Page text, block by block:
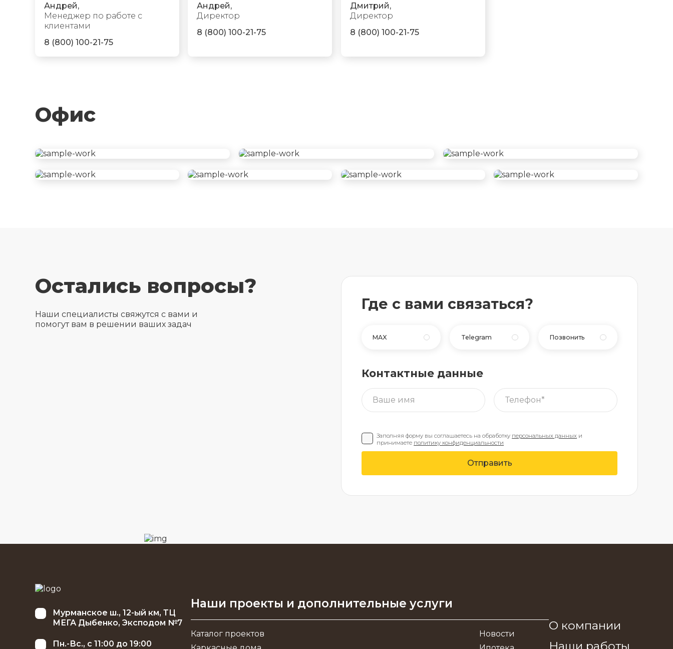
Андрей,
Менеджер по работе с
клиентами
8 (800) 100-21-75
Андрей,
Директор
8 (800) 100-21-75
Дмитрий,
Директор
8 (800) 100-21-75
Офис
Остались вопросы?
Наши специалисты свяжутся с вами и
помогут вам в решении ваших задач
Где с вами связаться?
MAX Telegram Позвонить
Контактные данные
Заполняя форму вы соглашаетесь на обработку персональных данных и
принимаете политику конфиденциальности
Отправить
Мурманское ш., 12-ый км, ТЦ
МЕГА Дыбенко, Эксподом №7
Пн.-Вс., с 11:00 до 19:00
Наши проекты и дополнительные услуги
Каталог проектов
Новости
О компании